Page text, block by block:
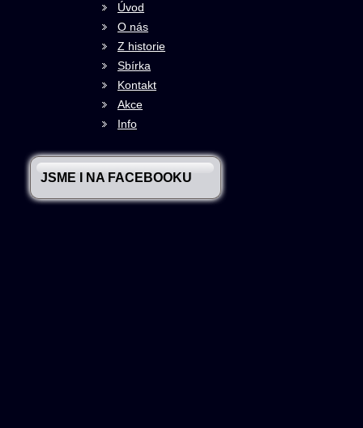
Úvod
O nás
Z historie
Sbírka
Kontakt
Akce
Info
JSME I NA FACEBOOKU